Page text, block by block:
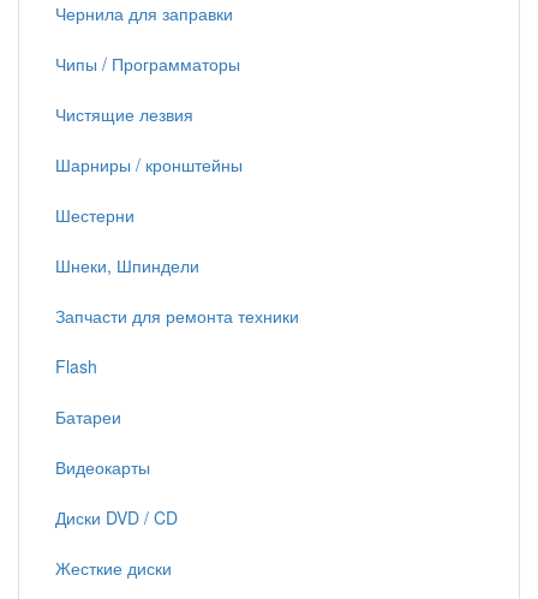
Чернила для заправки
Чипы / Программаторы
Чистящие лезвия
Шарниры / кронштейны
Шестерни
Шнеки, Шпиндели
Запчасти для ремонта техники
Flash
Батареи
Видеокарты
Диски DVD / CD
Жесткие диски